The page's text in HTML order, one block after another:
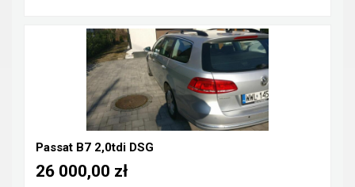
Passat B7 2,0tdi DSG
26 000,00 zł